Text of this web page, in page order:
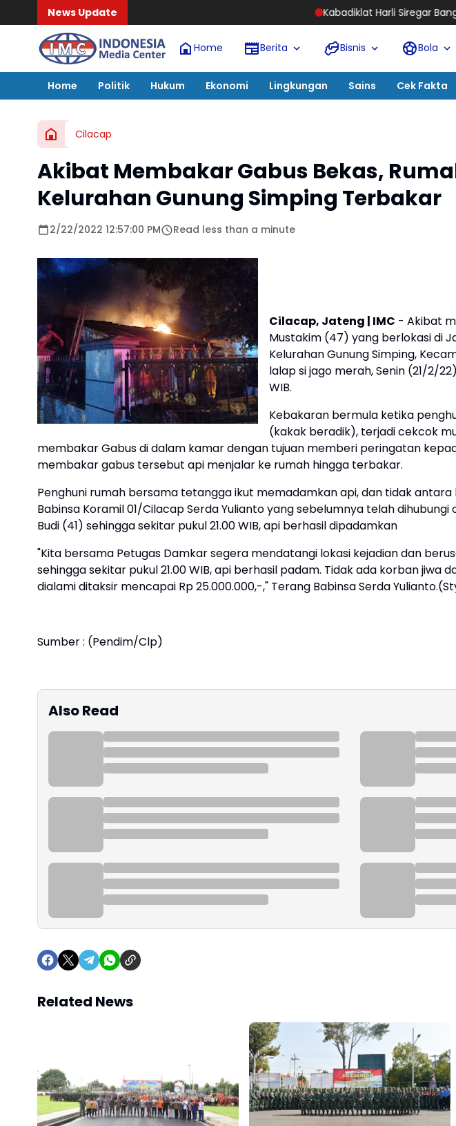
News Update Kabadiklat Harli Siregar Bangun Kolaborasi
Home Berita Bisnis Bola
Home Politik Hukum Ekonomi Lingkungan Sains Cek Fakta
Cilacap
Akibat Membakar Gabus Bekas,
Kelurahan Gunung Simping Terbakar
2/22/2022 12:57:00 PM Read less than a minute
Cilacap, Jateng | IMC - Akibat
Mustakim (47) yang berlokasi di
Kelurahan Gunung Simping,
lalap si jago merah, Senin (21/2/
WIB.
Kebakaran bermula ketika
(kakak beradik), terjadi cekcok
membakar Gabus di dalam kamar dengan tujuan memberi peringatan
membakar gabus tersebut api menjalar ke rumah hingga terbakar.
Penghuni rumah bersama tetangga ikut memadamkan api, dan tidak
Babinsa Koramil 01/Cilacap Serda Yulianto yang sebelumnya telah
Budi (41) sehingga sekitar pukul 21.00 WIB, api berhasil dipadamkan
"Kita bersama Petugas Damkar segera mendatangi lokasi kejadian dan
sehingga sekitar pukul 21.00 WIB, api berhasil padam. Tidak ada korban jiwa
dialami ditaksir mencapai Rp 25.000.000,-," Terang Babinsa Serda
Sumber : (Pendim/Clp)
Also Read
Related News